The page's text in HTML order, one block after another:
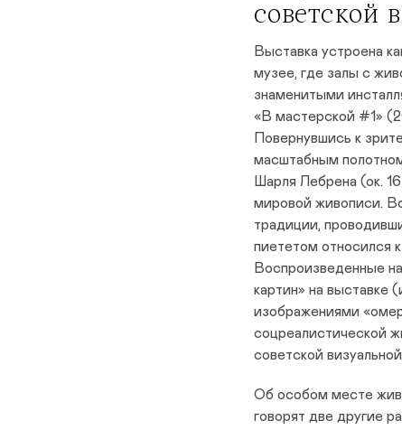
советской
Выставка устроена
музее, где залы с
знаменитыми
«В мастерской #1»
Повернувшись к
масштабным
Шарля Лебрена (ок.
мировой живописи.
традиции,
пиететом относился
Воспроизведенные
картин» на выставке
изображениями
соцреалистической
советской
Об особом месте
говорят две другие